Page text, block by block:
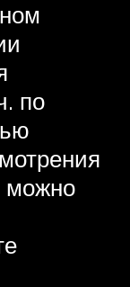
по
можно